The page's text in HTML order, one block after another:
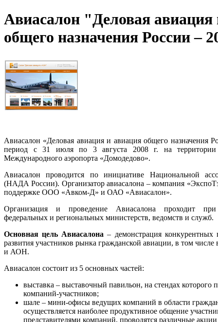
Авиасалон "Деловая авиация
общего назначения России –
Авиасалон «Деловая авиация и авиация общего назначения
период с 31 июля по 3 августа 2008 г. на территории
Международного аэропорта «Домодедово».
Авиасалон проводится по инициативе Национальной
(НАДА России). Организатор авиасалона – компания
поддержке ООО «Авком-Д» и ОАО «Авиасалон».
Организация и проведение Авиасалона проходит
федеральных и региональных министерств, ведомств и служб.
Основная цель Авиасалона – демонстрация конкурентных
развития участников рынка гражданской авиации, в том числе
и АОН.
Авиасалон состоит из 5 основных частей:
выставка – выставочный павильон, на стендах которого
компаний-участников;
шале – мини-офисы ведущих компаний в области
осуществляется наиболее продуктивное общение
представителями компаний, проводятся различные